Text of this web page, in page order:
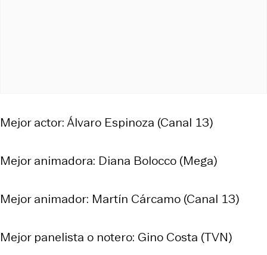
Mejor actor: Álvaro Espinoza (Canal 13)
Mejor animadora: Diana Bolocco (Mega)
Mejor animador: Martín Cárcamo (Canal 13)
Mejor panelista o notero: Gino Costa (TVN)